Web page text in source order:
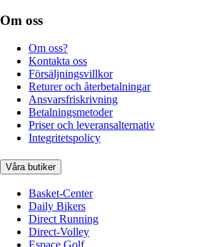
Om oss
Om oss?
Kontakta oss
Försäljningsvillkor
Returer och återbetalningar
Ansvarsfriskrivning
Betalningsmetoder
Priser och leveransalternativ
Integritetspolicy
Våra butiker
Basket-Center
Daily Bikers
Direct Running
Direct-Volley